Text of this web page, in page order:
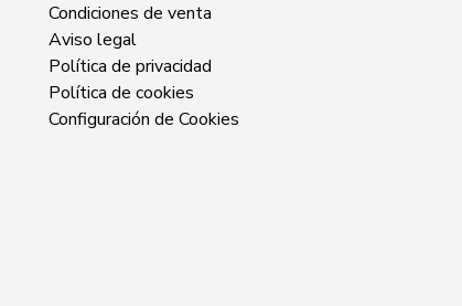
Condiciones de venta
Aviso legal
Política de privacidad
Política de cookies
Configuración de Cookies